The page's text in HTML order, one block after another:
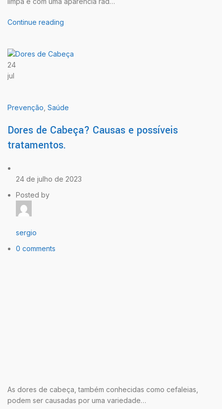
Continue reading
24
jul
Prevenção Saúde
Dores de Cabeça? Causas e possíveis
tratamentos.
24 de julho de 2023
Posted by
sergio
0 comments
As dores de cabeça, também conhecidas como cefaleias,
podem ser causadas por uma variedade…